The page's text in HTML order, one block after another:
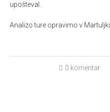
upošteval.
Analizo ture opravimo v
0 komentar